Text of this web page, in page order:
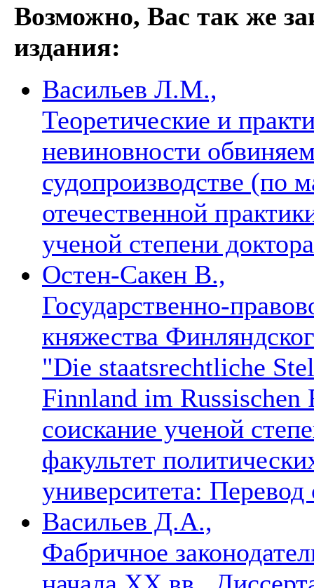
Возможно, Вас так же
издания:
Васильев Л.М.,
Теоретические и
невиновности
судопроизводстве (по
отечественной
ученой степени
Остен-Сакен В.,
Государственно-
княжества
"Die staatsrechtliche
Finnland im Russischen
соискание ученой
факультет
университета:
Васильев Д.А.,
Фабричное